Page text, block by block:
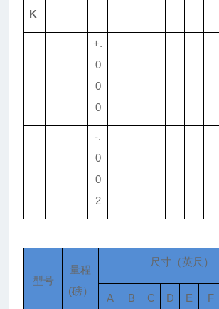
K
+.
0
0
0
-.
0
0
2
型号
量程
(磅）
尺寸（英尺）
A B C D E F